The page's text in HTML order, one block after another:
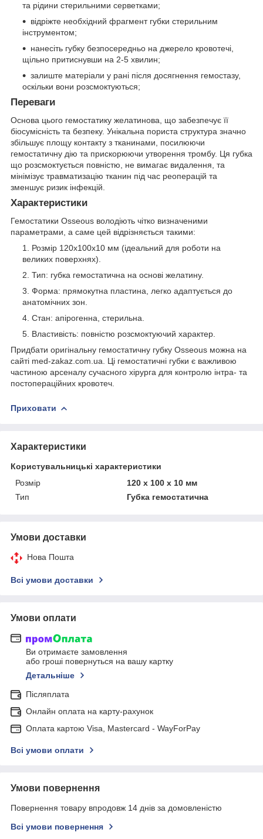
та рідини стерильними серветками;
відріжте необхідний фрагмент губки стерильним
інструментом;
нанесіть губку безпосередньо на джерело кровотечі,
щільно притиснувши на 2-5 хвилин;
залиште матеріали у рані після досягнення гемостазу,
оскільки вони розсмоктуються;
Переваги
Основа цього гемостатику желатинова, що забезпечує її
біосумісність та безпеку. Унікальна пориста структура значно
збільшує площу контакту з тканинами, посилюючи
гемостатичну дію та прискорюючи утворення тромбу. Ця губка
що розсмоктується повністю, не вимагає видалення, та
мінімізує травматизацію тканин під час реоперацій та
зменшує ризик інфекцій.
Характеристики
Гемостатики Osseous володіють чітко визначеними
параметрами, а саме цей відрізняється такими:
Розмір 120x100x10 мм (ідеальний для роботи на
великих поверхнях).
Тип: губка гемостатична на основі желатину.
Форма: прямокутна пластина, легко адаптується до
анатомічних зон.
Стан: апірогенна, стерильна.
Властивість: повністю розсмоктуючий характер.
Придбати оригінальну гемостатичну губку Osseous можна на
сайті med-zakaz.com.ua. Ці гемостатичні губки є важливою
частиною арсеналу сучасного хірурга для контролю інтра- та
постопераційних кровотеч.
Приховати
Характеристики
Користувальницькі характеристики
Розмір
120 x 100 x 10 мм
Тип
Губка гемостатична
Умови доставки
Нова Пошта
Всі умови доставки
Умови оплати
Ви отримаєте замовлення
або гроші повернуться на вашу картку
Детальніше
Післяплата
Онлайн оплата на карту-рахунок
Оплата картою Visa, Mastercard - WayForPay
Всі умови оплати
Умови повернення
Повернення товару впродовж 14 днів за домовленістю
Всі умови повернення